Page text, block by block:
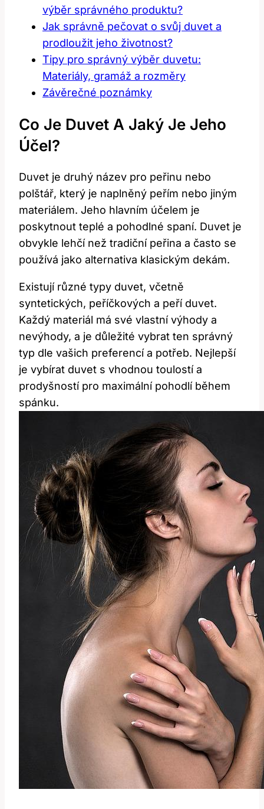
výběr správného produktu?
Jak správně pečovat o svůj duvet a
prodloužit jeho životnost?
Tipy pro správný výběr duvetu:
Materiály, gramáž a rozměry
Závěrečné poznámky
Co Je Duvet A Jaký Je Jeho
Účel?
Duvet je druhý název pro peřinu nebo
polštář, který je naplněný peřím nebo jiným
materiálem. Jeho hlavním účelem je
poskytnout teplé a pohodlné spaní. Duvet je
obvykle lehčí než tradiční peřina a často se
používá jako alternativa klasickým dekám.
Existují různé typy duvet, včetně
syntetických, peříčkových a peří duvet.
Každý materiál má své vlastní výhody a
nevýhody, a je důležité vybrat ten správný
typ dle vašich preferencí a potřeb. Nejlepší
je vybírat duvet s vhodnou toulostí a
prodyšností pro maximální pohodlí během
spánku.